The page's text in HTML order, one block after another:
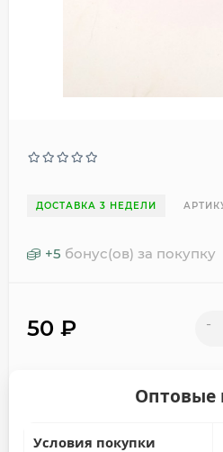
ДОСТАВКА 3 НЕДЕЛИ
+5 бонус(ов) за покупку
50 ₽ -
Оптовые
Условия покупки